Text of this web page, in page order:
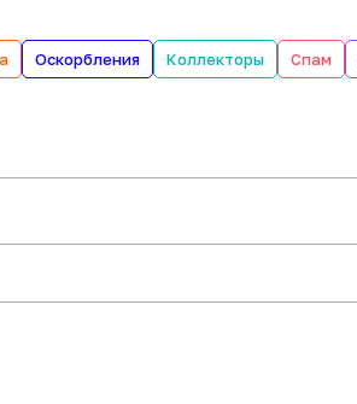
Оскорбления Коллекторы Спам